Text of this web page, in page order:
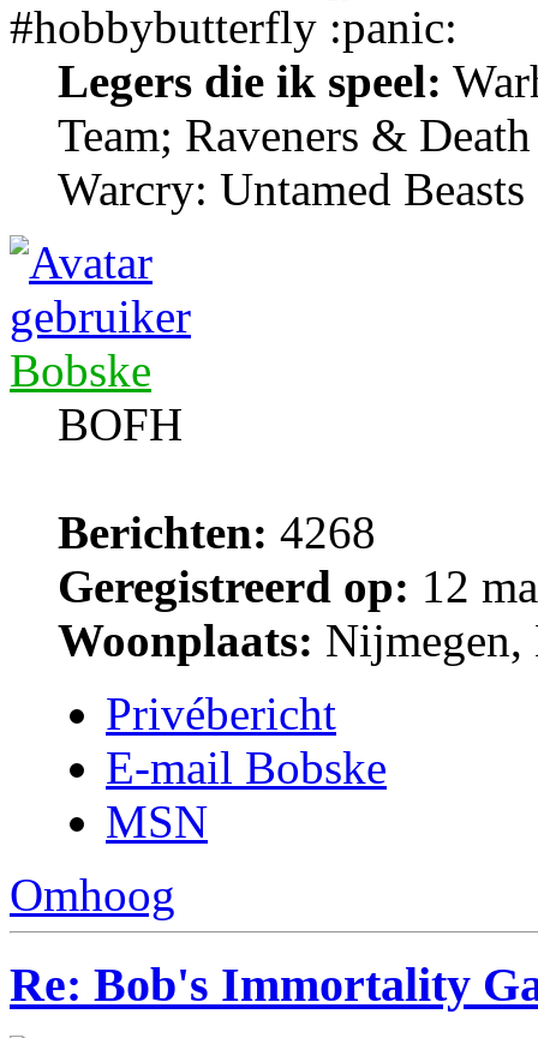
#hobbybutterfly
Legers die ik speel:
Team; Raveners &
Warcry: Untamed Beasts
Bobske
BOFH
Berichten: 4268
Geregistreerd op: 12
Woonplaats:
Privébericht
E-mail Bobske
MSN
Omhoog
Re: Bob's Immortality